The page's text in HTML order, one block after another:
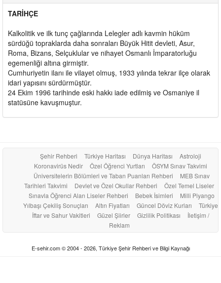
TARİHÇE
Kalkolitik ve ilk tunç çağlarında Lelegler adlı kavmin hüküm
sürdüğü topraklarda daha sonraları Büyük Hitit devleti, Asur,
Roma, Bizans, Selçuklular ve nihayet Osmanlı İmparatorluğu
egemenliği altına girmiştir.
Cumhuriyetin ilanı ile vilayet olmuş, 1933 yılında tekrar ilçe olarak
idari yapısını sürdürmüştür.
24 Ekim 1996 tarihinde eski hakkı iade edilmiş ve Osmaniye il
statüsüne kavuşmuştur.
Şehir Rehberi Türkiye Haritası Dünya Haritası
Astroloji
Koronavirüs Nedir
Özel Öğrenci Yurtları
ÖSYM Sınav Takvimi
Üniversitelerin Bölümleri ve Taban Puanları Rehberi
MEB Sınav
Tarihleri Takvimi
Devlet ve Özel Okullar Rehberi
Özel Temel Liseler
Sınavla Öğrenci Alan Liseler Rehberi
Bebek İsimleri
Milli Piyango
Yılbaşı Çekiliş Sonuçları
Altın Fiyatları Güncel Döviz Kurları
Türkiye
İftar ve Sahur Vakitleri
Güzel Şiirler Gizlilik Politikası
İletişim /
Reklam
E-sehir.com © 2004 - 2026, Türkiye Şehir Rehberi ve Bilgi Kaynağı